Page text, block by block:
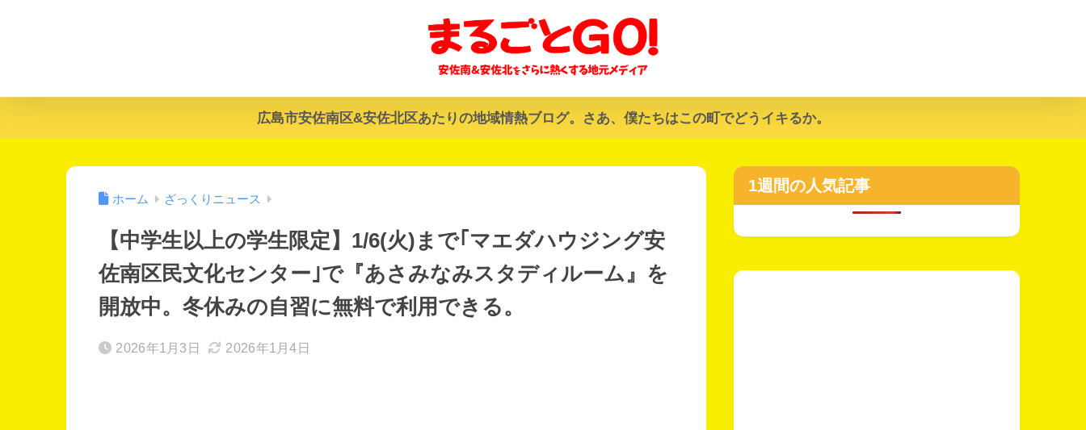
広島市安佐南区&安佐北区あたりの地域情熱ブログ。さあ、僕たちはこの町でどうイキるか。
ホーム ざっくりニュース
【中学生以上の学生限定】1/6(火)まで｢マエダハウジング安
佐南区民文化センター｣で『あさみなみスタディルーム』を
開放中。冬休みの自習に無料で利用できる。
2026年1月3日 2026年1月4日
1週間の人気記事